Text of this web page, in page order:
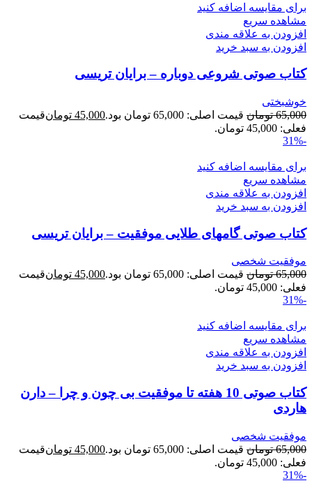
برای مقایسه اضافه کنید
مشاهده سریع
افزودن به علاقه مندی
افزودن به سبد خرید
کتاب صوتی شروعی دوباره – برایان تریسی
خوشبختی
65,000 تومان قیمت اصلی: 65,000 تومان بود. 45,000 تومانقیمت
فعلی: 45,000 تومان.
-31%
برای مقایسه اضافه کنید
مشاهده سریع
افزودن به علاقه مندی
افزودن به سبد خرید
کتاب صوتی گامهای طلایی موفقیت – برایان تریسی
موفقیت شخصی
65,000 تومان قیمت اصلی: 65,000 تومان بود. 45,000 تومانقیمت
فعلی: 45,000 تومان.
-31%
برای مقایسه اضافه کنید
مشاهده سریع
افزودن به علاقه مندی
افزودن به سبد خرید
کتاب صوتی 10 هفته تا موفقیت بی چون و چرا – دارن
هاردی
موفقیت شخصی
65,000 تومان قیمت اصلی: 65,000 تومان بود. 45,000 تومانقیمت
فعلی: 45,000 تومان.
-31%